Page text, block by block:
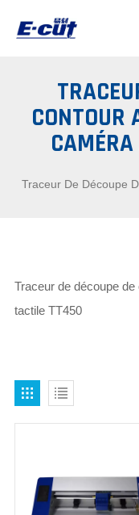
CONTOUR
Traceur De Découpe
Traceur de découpe
tactile TT450